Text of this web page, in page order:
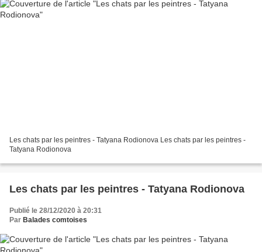
Les chats par les peintres - Tatyana Rodionova Les chats par les peintres -
Tatyana Rodionova
Les chats par les peintres - Tatyana Rodionova
Publié le 28/12/2020 à 20:31
Par Balades comtoises